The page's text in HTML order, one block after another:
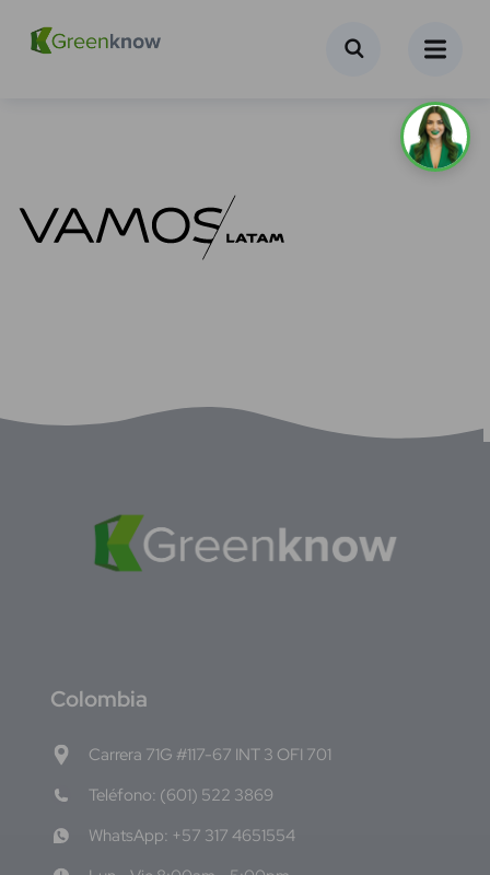
Colombia
Carrera 71G #117-67 INT 3 OFI 701
Teléfono: (601) 522 3869
WhatsApp: +57 317 4651554